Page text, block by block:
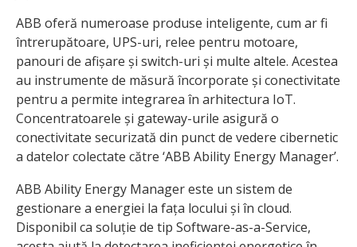
ABB oferă numeroase produse inteligente, cum ar fi
întrerupătoare, UPS-uri, relee pentru motoare,
panouri de afișare și switch-uri și multe altele. Acestea
au instrumente de măsură încorporate și conectivitate
pentru a permite integrarea în arhitectura IoT.
Concentratoarele și gateway-urile asigură o
conectivitate securizată din punct de vedere cibernetic
a datelor colectate către ‘ABB Ability Energy Manager’.
ABB Ability Energy Manager este un sistem de
gestionare a energiei la fața locului și în cloud.
Disponibil ca soluție de tip Software-as-a-Service,